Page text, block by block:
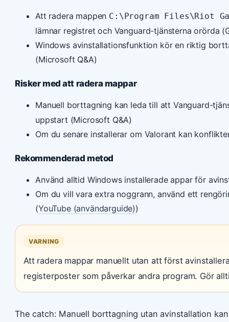
Att radera mappen C:\Program Files\Riot
lämnar registret och Vanguard-tjänsterna orörda
Windows avinstallationsfunktion kör en riktig
(Microsoft Q&A)
Risker med att radera mappar
Manuell borttagning kan leda till att Vanguard-
uppstart (Microsoft Q&A)
Om du senare installerar om Valorant kan
Rekommenderad metod
Använd alltid Windows installerade appar för
Om du vill vara extra noggrann, använd ett
(YouTube (användarguide))
VARNING
Att radera mappar manuellt utan att först
registerposter som påverkar andra program. Gör
The catch: Manuell borttagning utan avinstallation